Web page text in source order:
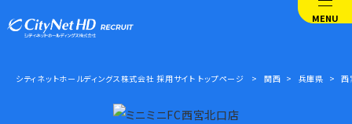
MENU
シティネットホールディングス株式会社 採用サイト トップページ 関西 兵庫県 西